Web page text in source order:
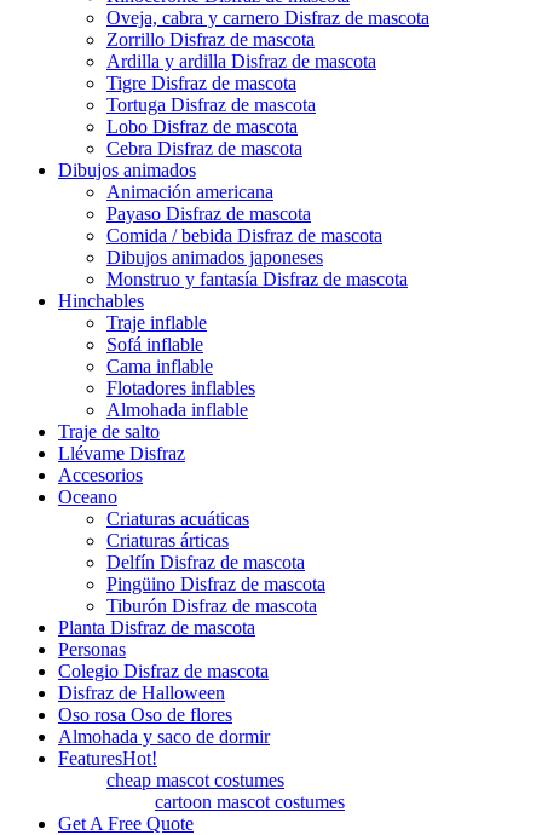
Oveja, cabra y carnero Disfraz de mascota
Zorrillo Disfraz de mascota
Ardilla y ardilla Disfraz de mascota
Tigre Disfraz de mascota
Tortuga Disfraz de mascota
Lobo Disfraz de mascota
Cebra Disfraz de mascota
Dibujos animados
Animación americana
Payaso Disfraz de mascota
Comida / bebida Disfraz de mascota
Dibujos animados japoneses
Monstruo y fantasía Disfraz de mascota
Hinchables
Traje inflable
Sofá inflable
Cama inflable
Flotadores inflables
Almohada inflable
Traje de salto
Llévame Disfraz
Accesorios
Oceano
Criaturas acuáticas
Criaturas árticas
Delfín Disfraz de mascota
Pingüino Disfraz de mascota
Tiburón Disfraz de mascota
Planta Disfraz de mascota
Personas
Colegio Disfraz de mascota
Disfraz de Halloween
Oso rosa Oso de flores
Almohada y saco de dormir
FeaturesHot!
cheap mascot costumes
cartoon mascot costumes
Get A Free Quote